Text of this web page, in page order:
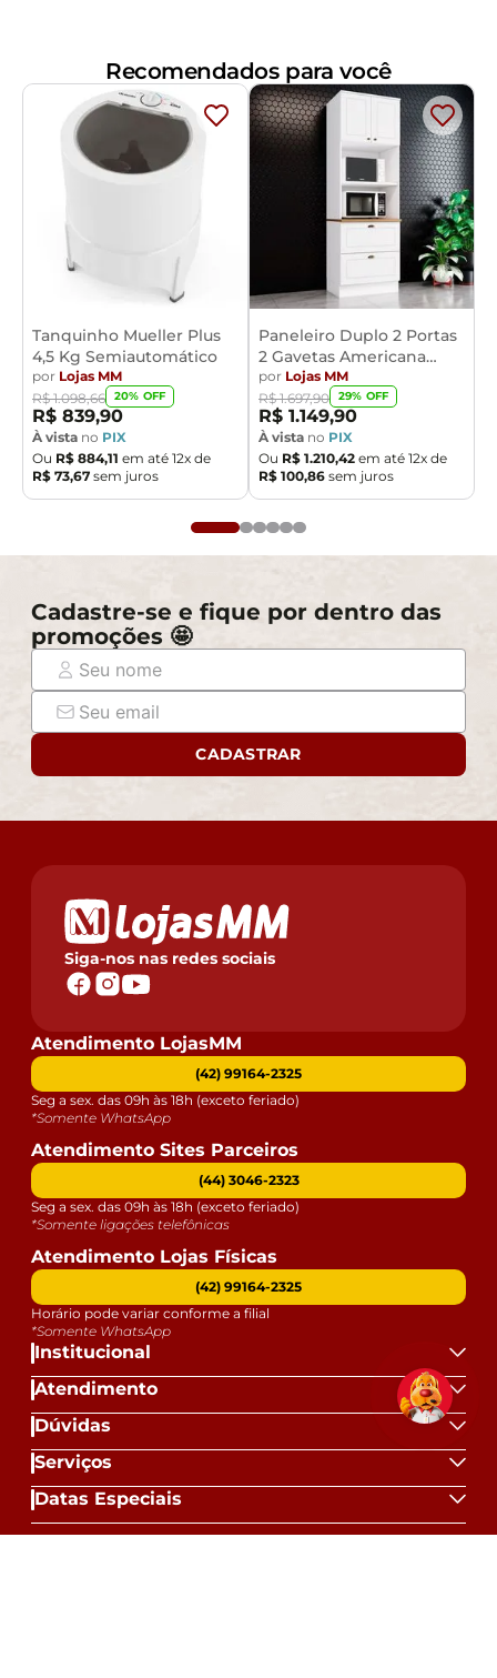
Recomendados para você
Tanquinho Mueller Plus
4,5 Kg Semiautomático
por Lojas MM
R$ 1.098,66 20% OFF
R$ 839,90
À vista no PIX
Ou R$ 884,11 em até 12x de
R$ 73,67 sem juros
Paneleiro Duplo 2 Portas
2 Gavetas Americana
Henn
por Lojas MM
R$ 1.697,90 29% OFF
R$ 1.149,90
À vista no PIX
Ou R$ 1.210,42 em até 12x de
R$ 100,86 sem juros
Cadastre-se e fique por dentro das
promoções 🤩
CADASTRAR
Siga-nos nas redes sociais
Institucional
Atendimento
Dúvidas
Serviços
Datas Especiais
Atendimento LojasMM
(42) 99164-2325
Seg a sex. das 09h às 18h (exceto feriado)
*Somente WhatsApp
Atendimento Sites Parceiros
(44) 3046-2323
Seg a sex. das 09h às 18h (exceto feriado)
*Somente ligações telefônicas
Atendimento Lojas Físicas
(42) 99164-2325
Horário pode variar conforme a filial
*Somente WhatsApp